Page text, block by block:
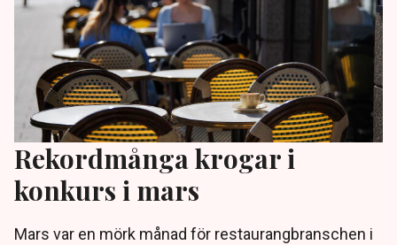
Rekordmånga krogar i
konkurs i mars
Mars var en mörk månad för restaurangbranschen i